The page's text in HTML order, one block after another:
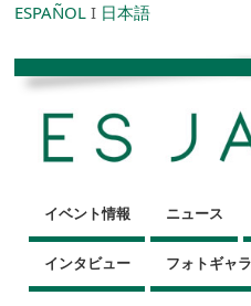
ESPAÑOL I 日本語
イベント情報 ニュース
インタビュー フォトギャ